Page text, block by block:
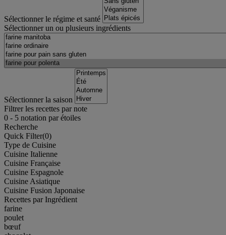
Sélectionner le régime et santé
Sélectionner un ou plusieurs ingrédients
Sélectionner la saison
Filtrer les recettes par note
0 - 5 notation par étoiles
Recherche
Quick Filter(0)
Type de Cuisine
Cuisine Italienne
Cuisine Française
Cuisine Espagnole
Cuisine Asiatique
Cuisine Fusion Japonaise
Recettes par Ingrédient
farine
poulet
bœuf